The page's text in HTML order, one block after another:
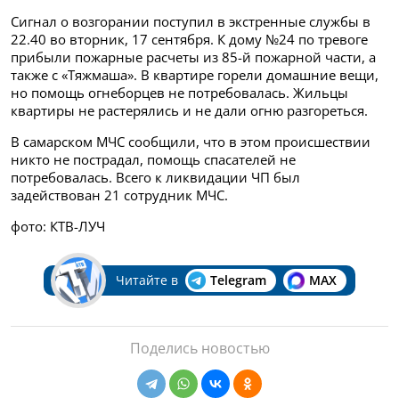
Сигнал о возгорании поступил в экстренные службы в
22.40 во вторник, 17 сентября. К дому №24 по тревоге
прибыли пожарные расчеты из 85-й пожарной части, а
также с «Тяжмаша». В квартире горели домашние вещи,
но помощь огнеборцев не потребовалась. Жильцы
квартиры не растерялись и не дали огню разгореться.
В самарском МЧС сообщили, что в этом происшествии
никто не пострадал, помощь спасателей не
потребовалась. Всего к ликвидации ЧП был
задействован 21 сотрудник МЧС.
фото: КТВ-ЛУЧ
Читайте в Telegram MAX
Поделись новостью